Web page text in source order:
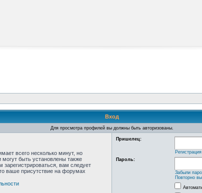
Вход
Для просмотра профилей вы должны быть авторизованы.
всего несколько минут, но
быть установлены также
зарегистрироваться, вам следует
ваше присутствие на форумах
Пришелец:
Регистрация
Пароль:
Забыли
Повторно